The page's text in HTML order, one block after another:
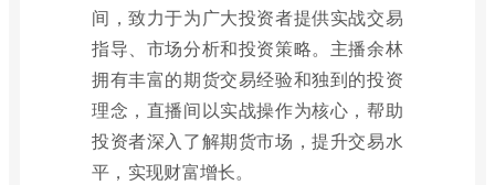
间，致力于为广大投资者提供实战交易
指导、市场分析和投资策略。主播余林
拥有丰富的期货交易经验和独到的投资
理念，直播间以实战操作为核心，帮助
投资者深入了解期货市场，提升交易水
平，实现财富增长。